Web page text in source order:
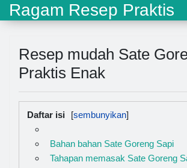
Ragam Resep Praktis
Resep mudah Sate
Praktis Enak
Daftar isi
Bahan bahan Sate Goreng Sapi
Tahapan memasak Sate Goreng